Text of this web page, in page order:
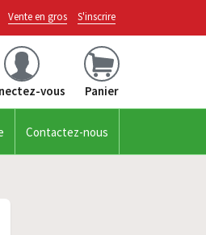
Vente en gros S'inscrire
vous Panier
Contactez-nous